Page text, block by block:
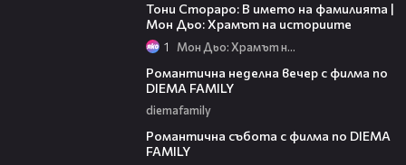
Тони Стораро: В името на фамилията |
Мон Дьо: Храмът на историите
1 Мон Дьо: Храмът на историите
Романтична неделна вечер с филма по
DIEMA FAMILY
diemafamily
Романтична събота с филма по DIEMA
FAMILY